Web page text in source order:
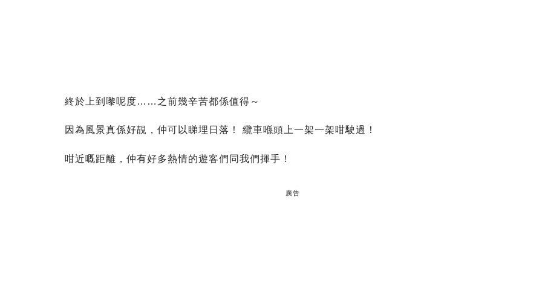
終於上到嚟呢度……之前幾辛苦都係值得～
因為風景真係好靚，仲可以睇埋日落！ 纜車喺頭上一架一架咁駛過！
咁近嘅距離，仲有好多熱情的遊客們同我們揮手！
廣告